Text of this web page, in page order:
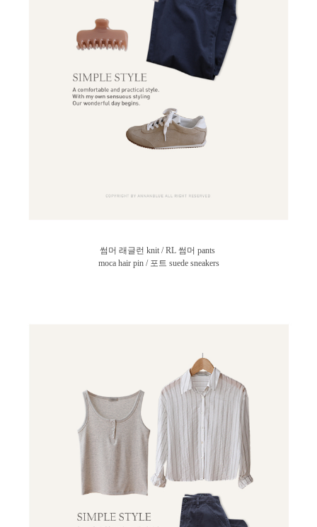
썸머 래글런 knit / RL 썸머 pants
moca hair pin / 포트 suede sneakers